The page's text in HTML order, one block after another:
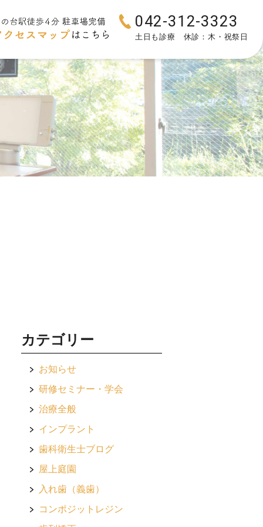
042-312-3323
土日も診療 休診：木・祝祭日
カテゴリー
お知らせ
研修セミナー・学会
治療全般
インプラント
歯科衛生士ブログ
屋上庭園
入れ歯（義歯）
コンポジットレジン